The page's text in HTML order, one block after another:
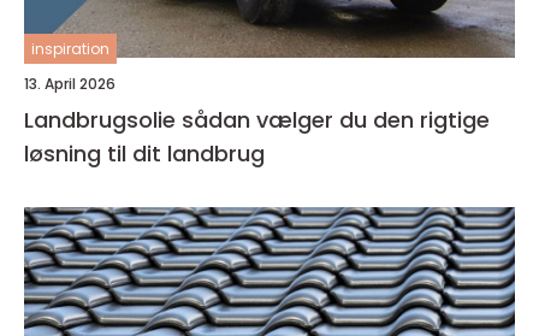
inspiration
13. April 2026
Landbrugsolie sådan vælger du den rigtige
løsning til dit landbrug